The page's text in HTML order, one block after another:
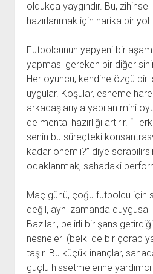
oldukça yaygındır. Bu,
hazırlanmak için harika bir yol.
Futbolcunun yepyeni bir
yapması gereken bir diğer
Her oyuncu, kendine özgü bir
uygular. Koşular, esneme
arkadaşlarıyla yapılan mini
de mental hazırlığı artırır.
senin bu süreçteki
kadar önemli?” diye
odaklanmak, sahadaki
Maç günü, çoğu futbolcu için
değil, aynı zamanda
Bazıları, belirli bir şans
nesneleri (belki de bir çorap
taşır. Bu küçük inançlar,
güçlü hissetmelerine